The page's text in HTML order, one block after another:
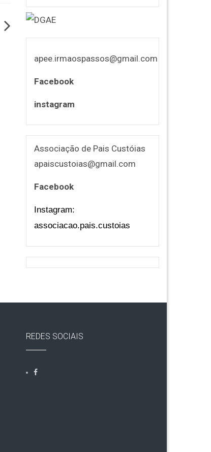
apee.irmaospassos@gmail.com
Facebook
instagram
Associação de Pais Custóias
apaiscustoias@gmail.com
Facebook
Instagram:
associacao.pais.custoias
REDES SOCIAIS